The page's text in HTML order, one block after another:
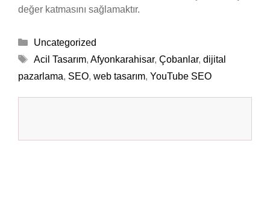
değer katmasını sağlamaktır.
Kategoriler
Uncategorized
Etiketler
Acil Tasarım, Afyonkarahisar, Çobanlar, dijital
pazarlama, SEO, web tasarım, YouTube SEO